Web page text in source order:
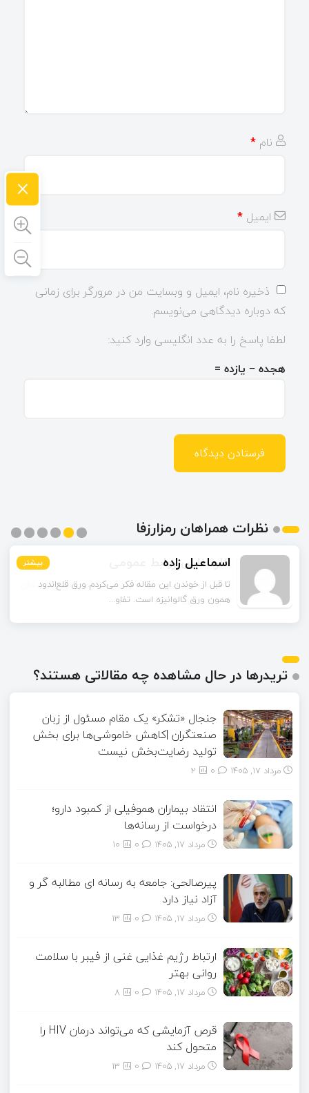
نام *
ایمیل *
ذخیره نام، ایمیل و وبسایت من در مرورگر برای زمانی
که دوباره دیدگاهی می‌نویسم.
لطفا پاسخ را به عدد انگلیسی وارد کنید:
هجده − یازده =
نظرات همراهان رمزارزفا
بیشتر اسماعیل زاده بیشتر
تا قبل از خوندن این مقاله فکر می‌کردم ورق قلع‌اندود
همون ورق گالوانیزه است. تفاو...
بیشتر
بیشتر
بیشتر
بیشتر
تریدرها در حال مشاهده چه مقالاتی هستند؟
جنجال «تشکر» یک مقام مسئول از زبان
صنعتگران |کاهش خاموشی‌ها برای بخش
تولید رضایت‌بخش نیست
مرداد ۱۷, ۱۴۰۵ 2
انتقاد بیماران هموفیلی از کمبود دارو؛
درخواست از رسانه‌ها
مرداد ۱۷, ۱۴۰۵ 10
پیرصالحی: جامعه به رسانه ای مطالبه گر و
آزاد نیاز دارد
مرداد ۱۷, ۱۴۰۵ 13
ارتباط رژیم غذایی غنی از فیبر با سلامت
روانی بهتر
مرداد ۱۷, ۱۴۰۵ 8
قرص آزمایشی که می‌تواند درمان HIV را
متحول کند
مرداد ۱۷, ۱۴۰۵ 13
×